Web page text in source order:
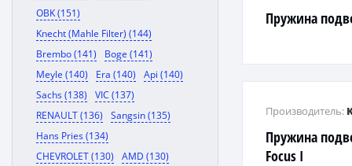
OBK (151)
Knecht (Mahle Filter) (144)
Brembo (141)
Boge (141)
Meyle (140)
Era (140)
Api (140)
Sachs (138)
VIC (137)
RENAULT (136)
Sangsin (135)
Hans Pries (134)
CHEVROLET (130)
AMD (130)
Пружина
Пружина
Focus I
Производитель: